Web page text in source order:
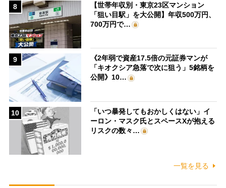
8
【世帯年収別・東京23区マンション
「狙い目駅」を大公開】年収500万円、
700万円で…
9
《2年弱で資産17.5倍の元証券マンが
「キオクシア急落で次に狙う」5銘柄を
公開》10…
10
「いつ暴発してもおかしくはない」イ
ーロン・マスク氏とスペースXが抱える
リスクの数々…
一覧を見る